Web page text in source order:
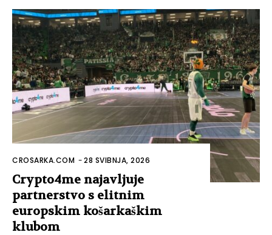
CROSARKA.COM -28 SVIBNJA, 2026
Crypto4me najavljuje
partnerstvo s elitnim
europskim košarkaškim
klubom